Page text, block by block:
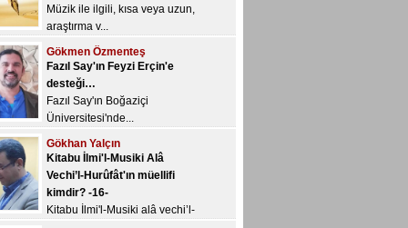
Fazıl Say'ın Boğaziçi
Üniversitesi'nde...
Gökhan Yalçın
Kitabu İlmi'l-Musiki Alâ
Vechi’l-Hurûfât'ın müellifi
kimdir? -16-
Kitabu İlmi'l-Musiki alâ vechi’l-
Recep Uslu
Meragi niçin 24 şube dedi?
Hurufilikten etkilendi mi?..
Efendi, hurufilik deyince
Abdülbaki Gölp...